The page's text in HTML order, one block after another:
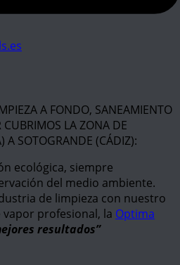
A FONDO, SANEAMIENTO
CUBRIMOS LA ZONA DE
A SOTOGRANDE (CÁDIZ):
ecológica, siempre
del medio ambiente.
de limpieza con nuestro
profesional, la Optima
resultados”